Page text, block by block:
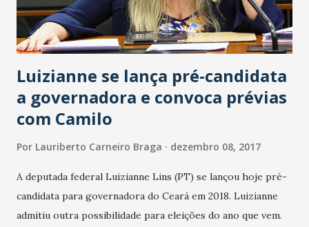
Aéreo, Portuário e de Dados. Estão se abrindo novas
perspectivas para o Ceará. O Ceará está pavimentando o
fu...
Luizianne se lança pré-candidata
a governadora e convoca prévias
com Camilo
Por Lauriberto Carneiro Braga dezembro 08, 2017
A deputada federal Luizianne Lins (PT) se lançou hoje pré-
candidata para governadora do Ceará em 2018. Luizianne
admitiu outra possibilidade para eleições do ano que vem.